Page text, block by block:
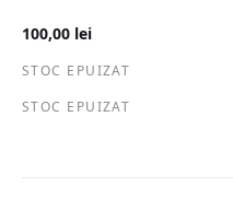
100,00 lei
STOC EPUIZAT
STOC EPUIZAT